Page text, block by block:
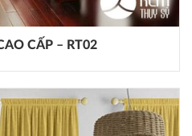
CẤP – RT02